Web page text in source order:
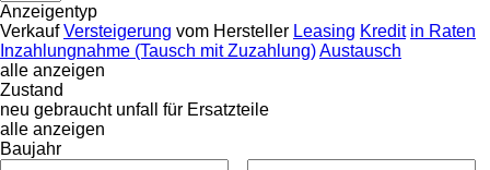
Anzeigentyp
Verkauf Versteigerung vom Hersteller Leasing Kredit in Raten
Inzahlungnahme (Tausch mit Zuzahlung)Austausch
alle anzeigen
Zustand
neu gebraucht unfall
für Ersatzteile
alle anzeigen
Baujahr